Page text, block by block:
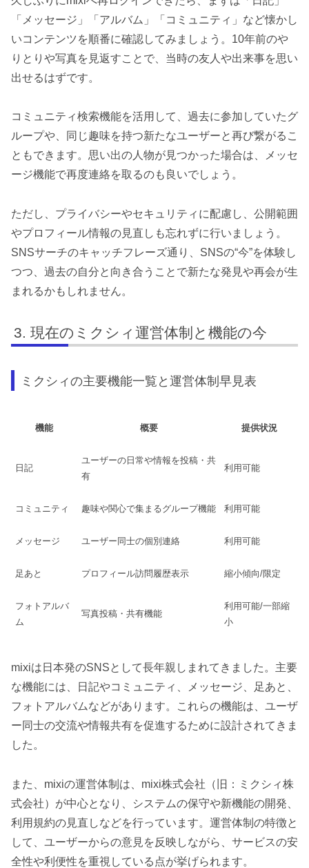
「メッセージ」「アルバム」「コミュニティ」など懐かし
いコンテンツを順番に確認してみましょう。10年前のや
りとりや写真を見返すことで、当時の友人や出来事を思い
出せるはずです。
コミュニティ検索機能を活用して、過去に参加していたグ
ループや、同じ趣味を持つ新たなユーザーと再び繋がるこ
ともできます。思い出の人物が見つかった場合は、メッセ
ージ機能で再度連絡を取るのも良いでしょう。
ただし、プライバシーやセキュリティに配慮し、公開範囲
やプロフィール情報の見直しも忘れずに行いましょう。
SNSサーチのキャッチフレーズ通り、SNSの“今”を体験し
つつ、過去の自分と向き合うことで新たな発見や再会が生
まれるかもしれません。
現在のミクシィ運営体制と機能の今
ミクシィの主要機能一覧と運営体制早見表
機能 概要 提供状況
日記
ユーザーの日常や情報を投稿・共
有
利用可能
コミュニティ 趣味や関心で集まるグループ機能 利用可能
メッセージ ユーザー同士の個別連絡 利用可能
足あと プロフィール訪問履歴表示 縮小傾向/限定
フォトアルバ
ム
写真投稿・共有機能
利用可能/一部縮
小
mixiは日本発のSNSとして長年親しまれてきました。主要
な機能には、日記やコミュニティ、メッセージ、足あと、
フォトアルバムなどがあります。これらの機能は、ユーザ
ー同士の交流や情報共有を促進するために設計されてきま
した。
また、mixiの運営体制は、mixi株式会社（旧：ミクシィ株
式会社）が中心となり、システムの保守や新機能の開発、
利用規約の見直しなどを行っています。運営体制の特徴と
して、ユーザーからの意見を反映しながら、サービスの安
全性や利便性を重視している点が挙げられます。